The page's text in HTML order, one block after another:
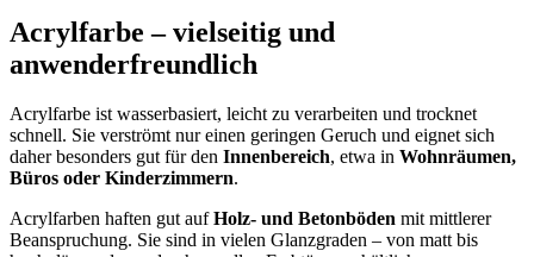
Acrylfarbe – vielseitig und
anwenderfreundlich
Acrylfarbe ist wasserbasiert, leicht zu verarbeiten und trocknet
schnell. Sie verströmt nur einen geringen Geruch und eignet sich
daher besonders gut für den Innenbereich, etwa in Wohnräumen,
Büros oder Kinderzimmern.
Acrylfarben haften gut aufHolz- und Betonböden mit mittlerer
Beanspruchung. Sie sind in vielen Glanzgraden – von matt bis